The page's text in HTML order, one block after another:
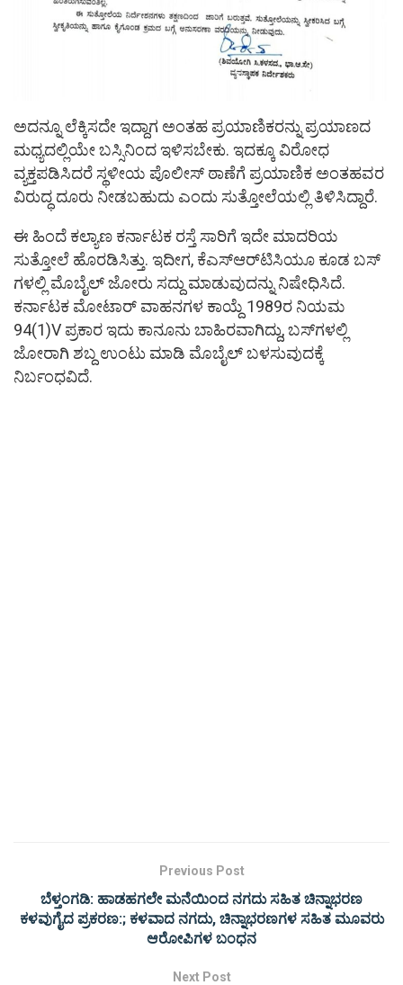
ಅದನ್ನೂ ಲೆಕ್ಕಿಸದೇ ಇದ್ದಾಗ ಅಂತಹ ಪ್ರಯಾಣಿಕರನ್ನು ಪ್ರಯಾಣದ
ಮಧ್ಯದಲ್ಲಿಯೇ ಬಸ್ಸಿನಿಂದ ಇಳಿಸಬೇಕು. ಇದಕ್ಕೂ ವಿರೋಧ
ವ್ಯಕ್ತಪಡಿಸಿದರೆ ಸ್ಥಳೀಯ ಪೊಲೀಸ್​ ಠಾಣೆಗೆ ಪ್ರಯಾಣಿಕ ಅಂತಹವರ
ವಿರುದ್ಧ ದೂರು ನೀಡಬಹುದು ಎಂದು ಸುತ್ತೋಲೆಯಲ್ಲಿ ತಿಳಿಸಿದ್ದಾರೆ.
ಈ ಹಿಂದೆ ಕಲ್ಯಾಣ ಕರ್ನಾಟಕ ರಸ್ತೆ ಸಾರಿಗೆ ಇದೇ ಮಾದರಿಯ
ಸುತ್ತೋಲೆ ಹೊರಡಿಸಿತ್ತು. ಇದೀಗ, ಕೆಎಸ್​ಆರ್​ಟಿಸಿಯೂ ಕೂಡ ಬಸ್​
ಗಳಲ್ಲಿ ಮೊಬೈಲ್ ಜೋರು ಸದ್ದು ಮಾಡುವುದನ್ನು ನಿಷೇಧಿಸಿದೆ.
ಕರ್ನಾಟಕ ಮೋಟಾರ್​ ವಾಹನಗಳ ಕಾಯ್ದೆ 1989ರ ನಿಯಮ
94(1)V ಪ್ರಕಾರ ಇದು ಕಾನೂನು ಬಾಹಿರವಾಗಿದ್ದು, ಬಸ್​ಗಳಲ್ಲಿ
ಜೋರಾಗಿ ಶಬ್ದ ಉಂಟು ಮಾಡಿ ಮೊಬೈಲ್ ಬಳಸುವುದಕ್ಕೆ
ನಿರ್ಬಂಧವಿದೆ.
Previous Post
ಬೆಳ್ತಂಗಡಿ: ಹಾಡಹಗಲೇ ಮನೆಯಿಂದ ನಗದು ಸಹಿತ ಚಿನ್ನಾಭರಣ
ಕಳವುಗೈದ ಪ್ರಕರಣ:; ಕಳವಾದ ನಗದು, ಚಿನ್ನಾಭರಣಗಳ ಸಹಿತ ಮೂವರು
ಆರೋಪಿಗಳ ಬಂಧನ
Next Post